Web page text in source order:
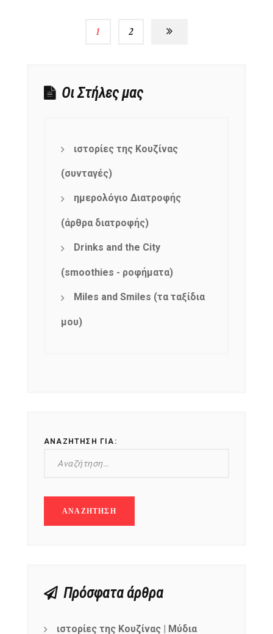
1 2
Οι Στήλες μας
ιστορίες της Κουζίνας
(συνταγές)
ημερολόγιο Διατροφής
(άρθρα διατροφής)
Drinks and the City
(smoothies - ροφήματα)
Miles and Smiles (τα ταξίδια
μου)
ΑΝΑΖΉΤΗΣΗ ΓΙΑ:
Πρόσφατα άρθρα
ιστορίες της Κουζίνας | Μύδια